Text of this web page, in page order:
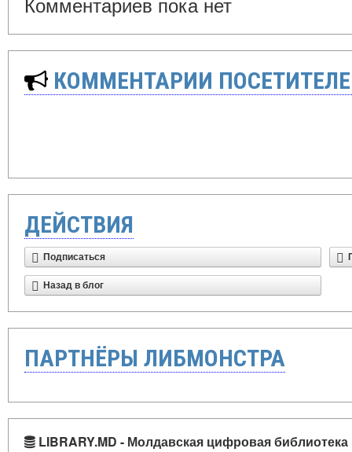
КОММЕНТАРИИ
ДЕЙСТВИЯ
Подписаться
Назад в блог
ПАРТНЁРЫ ЛИБМОНСТРА
LIBRARY.MD - Молдавская цифровая библиотека